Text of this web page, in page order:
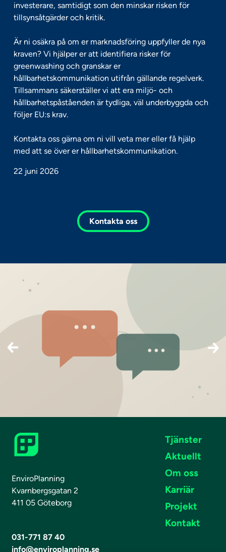
investerare, samtidigt som den minskar risken för
tillsynsåtgärder och kritik.
Är ni osäkra på om er marknadsföring uppfyller de nya
kraven? Vi hjälper er att identifiera risker för
greenwashing och granskar er
hållbarhetskommunikation utifrån gällande regelverk.
Tillsammans säkerställer vi att era miljö- och
hållbarhetspåståenden är tydliga, väl underbyggda och
följer EU:s krav.
Kontakta oss gärna om ni vill veta mer eller få hjälp
med att se över er hållbarhetskommunikation.
22 juni 2026
Kontakta oss
EnviroPlanning
Kvarnbergsgatan 2
411 05 Göteborg
031-771 87 40
info@enviroplanning.se
Tjänster
Aktuellt
Om oss
Karriär
Projekt
Kontakt